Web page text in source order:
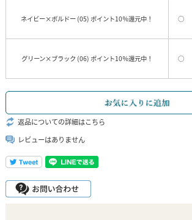
ネイビー×ボルドー (05) ポイント10％還元中！ ○
グリーン×ブラック (06) ポイント10％還元中！ ○
返品についての詳細はこちら
レビューはありません